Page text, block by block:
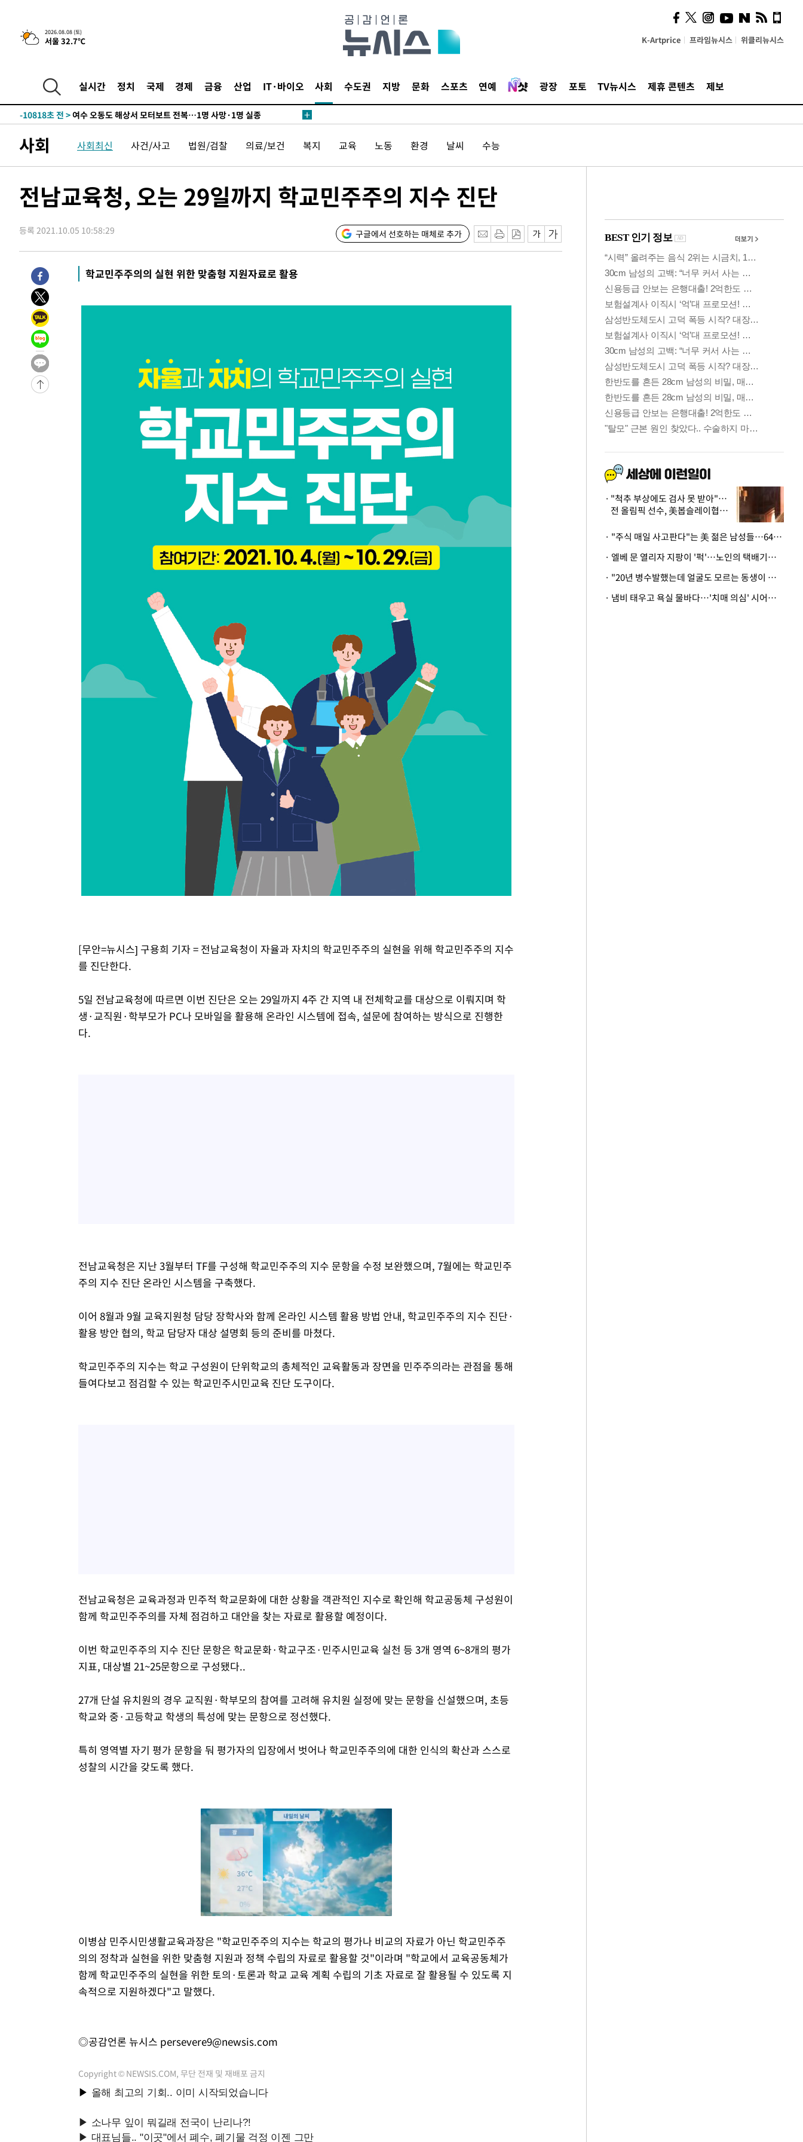
2026.08.08 (토)
서울 32.7℃ K-Artprice 프라임뉴시스 위클리뉴시스
실시간 정치 국제 경제 금융 산업 IT·바이오 사회 수도권 지방 문화 스포츠 연예 광장 포토 TV뉴시스 제휴 콘텐츠 제보
-26146초 전 >온열질환 사망자 3명 늘어…누적 환자 3000명 돌파
-20091초 전 >강릉에 시간당 81.4㎜ 물폭탄…도로 잠기고 담벼락 붕괴
-13908초 전 >
선재도서 해루질 나섰다 실종 60대, 닷새 만에 숨진 채 발견
-11442초 전 >
-10818초 전 >여수 오동도 해상서 모터보트 전복…1명 사망·1명 실종
주 날씨]
-4063초 전 >
축구협회 "압수수색·성접대 논란 사과…쇄신의 기회로 삼겠다"
-2580초 전 >[속보]'압수수색·성접대 논란' 축구협회 "실망과 걱정 안겨드려 죄
4시간 전 >[속보]뉴욕증시 상승 마감…S&P 0.6% 나스닥 1.3%↑
-27415초 전 >[속보]이강인 "감독님이 원하는 마음 느꼈고, 많은 트로피 원해 아
-27197초 전 >수도권 40도 육박 '펄펄'…동해안 일부 지역엔 호의주의보
-26166초 전 >
온열질환 사망자 3명 늘어…누적 환자 3000명 돌파
-20111초 전 >
강릉에 시간당 81.4㎜ 물폭탄…도로 잠기고 담벼락 붕괴
-16218초 전 >
-13928초 전 >
-11462초 전 >
-10838초 전 >
-7065초 전 >
극한폭염 한풀 꺾이지만…'낮 최고 35도' 무더위, 열대야 계속[다음
주 날씨]
-4083초 전 >
축구협회 "압수수색·성접대 논란 사과…쇄신의 기회로 삼겠다"
'최고 37도' 폭염 지속…강원동해안 최대 150㎜ 비
[속보]뉴욕증시 상승 마감…S&P 0.6% 나스닥 1.3%↑
사회 사회최신 사건/사고 법원/검찰 의료/보건 복지 교육 노동 환경 날씨 수능
전남교육청, 오는 29일까지 학교민주주의 지수 진단
등록 2021.10.05 10:58:29 구글에서 선호하는 매체로 추가
학교민주주의의 실현 위한 맞춤형 지원자료로 활용
[무안=뉴시스] 구용희 기자 = 전남교육청이 자율과 자치의 학교민주주의 실현을 위해 학교민주주의 지수
를 진단한다.
5일 전남교육청에 따르면 이번 진단은 오는 29일까지 4주 간 지역 내 전체학교를 대상으로 이뤄지며 학
생·교직원·학부모가 PC나 모바일을 활용해 온라인 시스템에 접속, 설문에 참여하는 방식으로 진행한
다.
전남교육청은 지난 3월부터 TF를 구성해 학교민주주의 지수 문항을 수정 보완했으며, 7월에는 학교민주
주의 지수 진단 온라인 시스템을 구축했다.
이어 8월과 9월 교육지원청 담당 장학사와 함께 온라인 시스템 활용 방법 안내, 학교민주주의 지수 진단·
활용 방안 협의, 학교 담당자 대상 설명회 등의 준비를 마쳤다.
학교민주주의 지수는 학교 구성원이 단위학교의 총체적인 교육활동과 장면을 민주주의라는 관점을 통해
들여다보고 점검할 수 있는 학교민주시민교육 진단 도구이다.
전남교육청은 교육과정과 민주적 학교문화에 대한 상황을 객관적인 지수로 확인해 학교공동체 구성원이
함께 학교민주주의를 자체 점검하고 대안을 찾는 자료로 활용할 예정이다.
이번 학교민주주의 지수 진단 문항은 학교문화·학교구조·민주시민교육 실천 등 3개 영역 6~8개의 평가
지표, 대상별 21~25문항으로 구성됐다..
27개 단설 유치원의 경우 교직원·학부모의 참여를 고려해 유치원 실정에 맞는 문항을 신설했으며, 초등
학교와 중·고등학교 학생의 특성에 맞는 문항으로 정선했다.
특히 영역별 자기 평가 문항을 둬 평가자의 입장에서 벗어나 학교민주주의에 대한 인식의 확산과 스스로
성찰의 시간을 갖도록 했다.
Mute
이병삼 민주시민생활교육과장은 "학교민주주의 지수는 학교의 평가나 비교의 자료가 아닌 학교민주주
의의 정착과 실현을 위한 맞춤형 지원과 정책 수립의 자료로 활용할 것"이라며 "학교에서 교육공동체가
함께 학교민주주의 실현을 위한 토의·토론과 학교 교육 계획 수립의 기초 자료로 잘 활용될 수 있도록 지
속적으로 지원하겠다"고 말했다.
◎공감언론 뉴시스 persevere9@newsis.com
Copyright © NEWSIS.COM, 무단 전재 및 재배포 금지
사이 해답 찾았죠"…알을
깨고 나온 '초자아'
"척추 부상에도 검사 못 받아"…
전 올림픽 선수, 美봅슬레이협회
· "주식 매일 사고판다"는 美 젊은 남성들…64%가 "나는 인생의 패배자“
· 엘베 문 열리자 지팡이 '퍽'…노인의 택배기사 폭행 이유
· "20년 병수발했는데 얼굴도 모르는 동생이 유산 절반을"…배다른 형제 상속권 있을까
· 냄비 태우고 욕실 물바다…'치매 의심' 시어머니 검사 권유했다가 '날벼락'